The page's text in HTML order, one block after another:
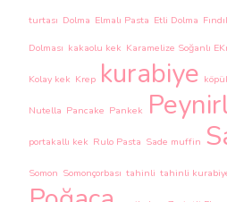
turtası Dolma Elmalı Pasta Etli Dolma
Dolması kakaolu kek Karamelize Soğanlı
Kolay kek Krep kurabiye
Nutella Pancake Pankek
portakallı kek Rulo Pasta Sade muffin
Somon Somonçorbası tahinli tahinli